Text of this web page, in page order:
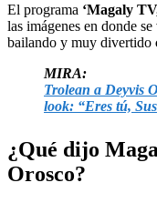
El programa ‘Magaly
las imágenes en donde
bailando y muy divertido
MIRA:
Trolean a Deyvis
look: “Eres tú,
¿Qué dijo
Orosco?